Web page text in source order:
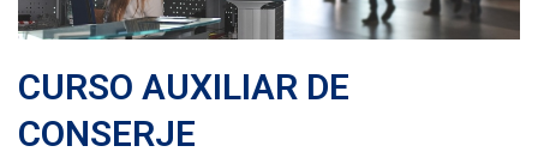
CURSO AUXILIAR DE
CONSERJE